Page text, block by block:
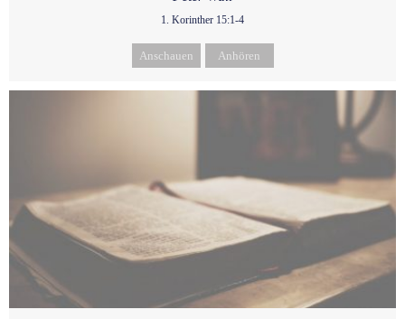
1. Korinther 15:1-4
Anschauen Anhören